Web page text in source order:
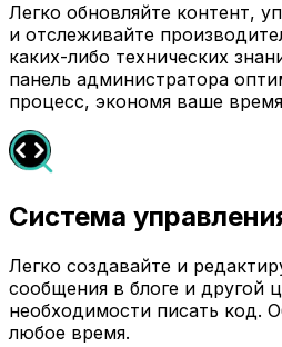
Легко обновляйте контент,
и отслеживайте
каких-либо технических
панель администратора
процесс, экономя ваше
Система
Легко создавайте и
сообщения в блоге и другой
необходимости писать код.
любое время.